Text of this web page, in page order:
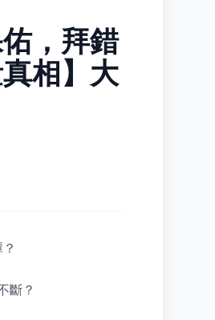
，拜錯
相】大
斷？